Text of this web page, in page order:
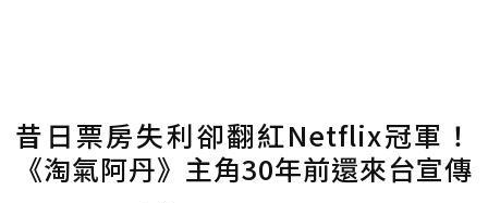
昔日票房失利卻翻紅Netflix冠軍！
《淘氣阿丹》主角30年前還來台宣傳